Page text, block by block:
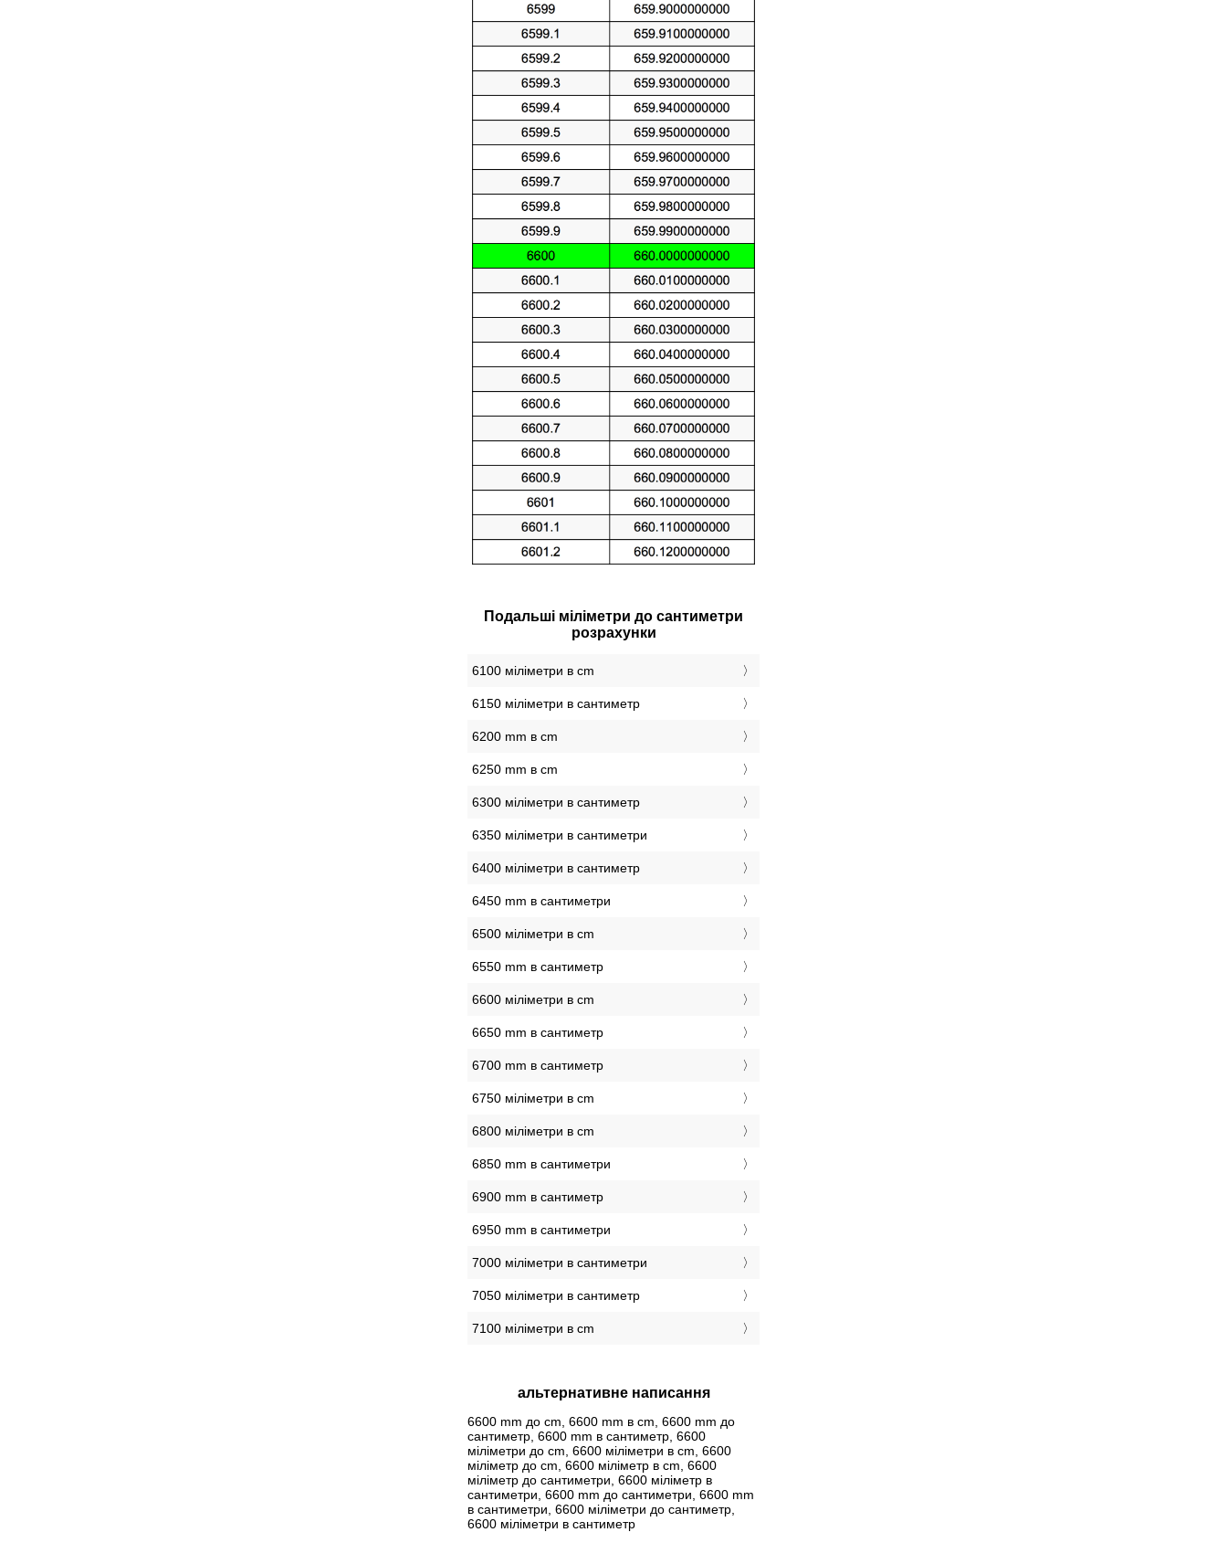
Подальші міліметри до сантиметри
розрахунки
6100 міліметри в cm
6150 міліметри в сантиметр
6200 mm в cm
6250 mm в cm
6300 міліметри в сантиметр
6350 міліметри в сантиметри
6400 міліметри в сантиметр
6450 mm в сантиметри
6500 міліметри в cm
6550 mm в сантиметр
6600 міліметри в cm
6650 mm в сантиметр
6700 mm в сантиметр
6750 міліметри в cm
6800 міліметри в cm
6850 mm в сантиметри
6900 mm в сантиметр
6950 mm в сантиметри
7000 міліметри в сантиметри
7050 міліметри в сантиметр
7100 міліметри в cm
альтернативне написання
6600 mm до cm, 6600 mm в cm, 6600 mm до
сантиметр, 6600 mm в сантиметр, 6600
міліметри до cm, 6600 міліметри в cm, 6600
міліметр до cm, 6600 міліметр в cm, 6600
міліметр до сантиметри, 6600 міліметр в
сантиметри, 6600 mm до сантиметри, 6600 mm
в сантиметри, 6600 міліметри до сантиметр,
6600 міліметри в сантиметр